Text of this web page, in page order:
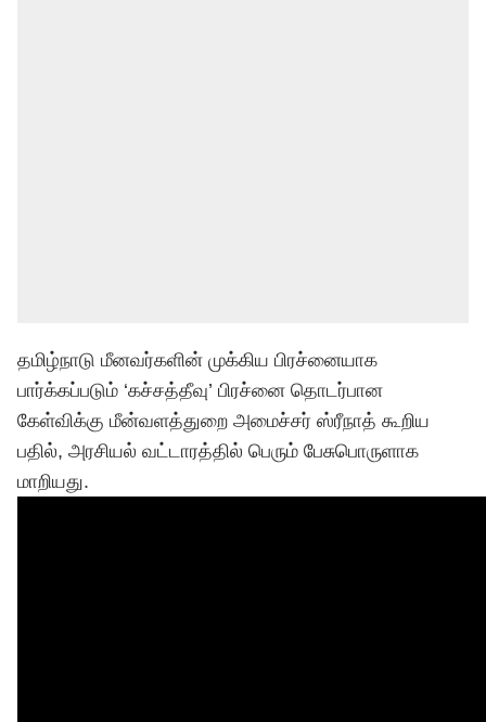
தமிழ்நாடு மீனவர்களின் முக்கிய பிரச்னையாக
பார்க்கப்படும் ‘கச்சத்தீவு’ பிரச்னை தொடர்பான
கேள்விக்கு மீன்வளத்துறை அமைச்சர் ஸ்ரீநாத் கூறிய
பதில், அரசியல் வட்டாரத்தில் பெரும் பேசுபொருளாக
மாறியது.